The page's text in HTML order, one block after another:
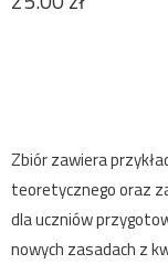
Zbiór zawiera
teoretycznego oraz
dla uczniów
nowych zasadach z